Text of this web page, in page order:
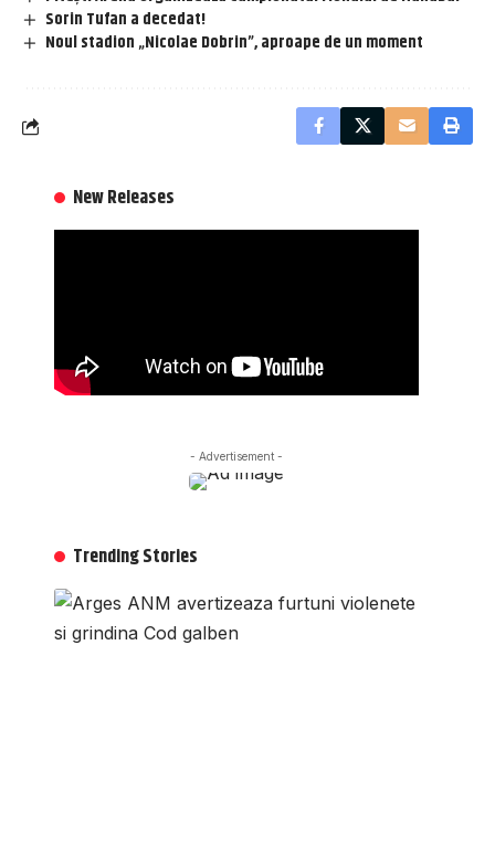
Sorin Tufan a decedat!
Noul stadion „Nicolae Dobrin”, aproape de un moment
New Releases
- Advertisement -
Trending Stories